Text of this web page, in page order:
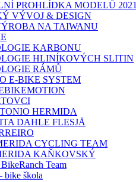
PROHLÍDKA MODELŮ 2021
VÝVOJ & DESIGN
NA TAIWANU
KARBONU
HLINÍKOVÝCH SLITIN
RÁMŮ
E-BIKE SYSTEM
HERMIDA
DAHLE FLESJÅ
CYCLING TEAM
KAŇKOVSKÝ
Team
bike škola